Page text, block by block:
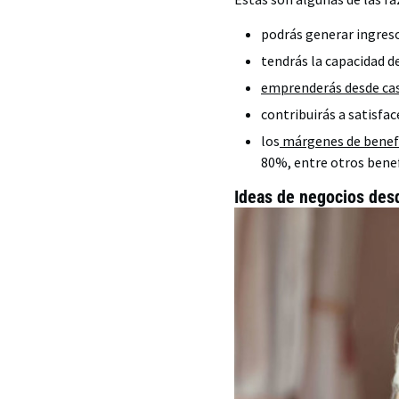
podrás generar
tendrás la capacidad
emprenderás desde
contribuirás a
los márgenes de
80%, entre otros
Ideas de negocios